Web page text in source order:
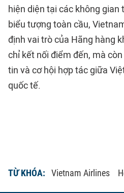
hiện diện tại các không
biểu tượng toàn cầu,
định vai trò của Hãng hàng
chỉ kết nối điểm đến, mà
tin và cơ hội hợp tác giữa
quốc tế.
TỪ KHÓA: Vietnam Airlines